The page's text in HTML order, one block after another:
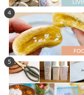
4
5